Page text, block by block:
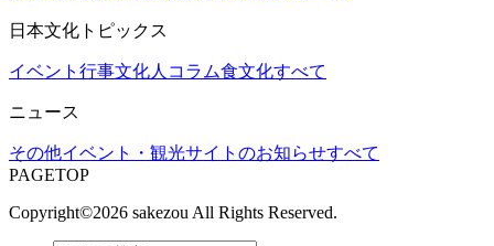
日本文化トピックス
イベント行事文化人コラム食文化すべて
ニュース
その他イベント・観光サイトのお知らせすべて
PAGETOP
Copyright©2026 sakezou All Rights Reserved.